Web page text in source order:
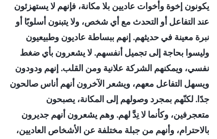
يكونون إخوة وأخوات عاديين بلا مكانة، فإنهم لا يستهزئون
عند التفاعل أو التحدث مع أي شخص، ولا يتبنون أسلوبًا أو
نبرة معينة في حديثهم. إنهم ببساطة عاديون وطبيعيون
وليسوا بحاجة إلى تجميل أنفسهم. لا يشعرون بأي ضغط
نفسي، ويمكنهم الشركة علانية ومن القلب. إنهم ودودون
ويسهل التفاعل معهم، ويشعر الآخرون أنهم أناس صالحون
جدًا. لكنّهم بمجرد وصولهم إلى المكانة، يصبحون
متعجرفين، وكأنما لا نِدَّ لهم. وهم يشعرون أنهم جديرون
بالاحترام، وأنهم من جبلة مختلفة عن الأشخاص العاديين،